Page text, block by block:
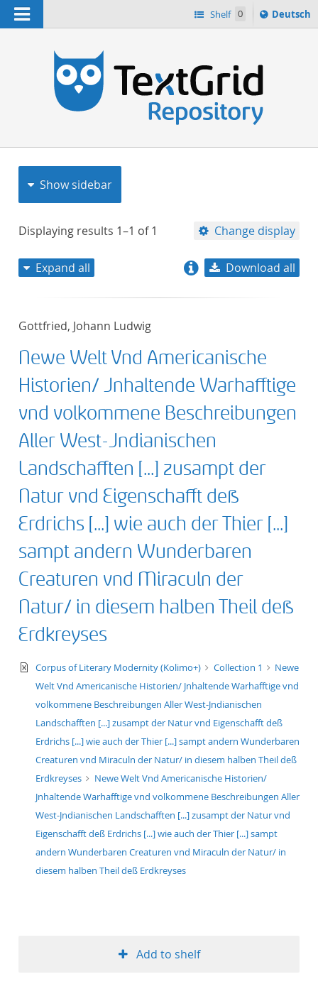
Navigation Shelf 0
Sprache
ï¿½ndern
Deutsch
Show sidebar
Displaying results 1–1 of1 Change display
title descending
format ascending
publication date
publication date
10
20
Expand all Download all
Gottfried, Johann Ludwig
Newe Welt Vnd Americanische
Historien/ Jnhaltende Warhafftige
vnd volkommene Beschreibungen
Aller West-Jndianischen
Landschafften [...] zusampt der
Natur vnd Eigenschafft deß
Erdrichs [...] wie auch der Thier [...]
sampt andern Wunderbaren
Creaturen vnd Miraculn der
Natur/ in diesem halben Theil deß
Erdkreyses
text/xml
Corpus of Literary Modernity (Kolimo+) Collection 1
Newe
Welt Vnd Americanische Historien/ Jnhaltende Warhafftige vnd
volkommene Beschreibungen Aller West-Jndianischen
Landschafften [...] zusampt der Natur vnd Eigenschafft deß
Erdrichs [...] wie auch der Thier [...] sampt andern Wunderbaren
Creaturen vnd Miraculn der Natur/ in diesem halben Theil deß
Erdkreyses
Newe Welt Vnd Americanische Historien/
Jnhaltende Warhafftige vnd volkommene Beschreibungen Aller
West-Jndianischen Landschafften [...] zusampt der Natur vnd
Eigenschafft deß Erdrichs [...] wie auch der Thier [...] sampt
andern Wunderbaren Creaturen vnd Miraculn der Natur/ in
diesem halben Theil deß Erdkreyses
Add to shelf